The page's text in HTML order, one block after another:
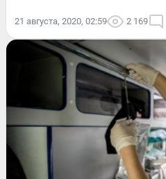
21 августа, 2020, 02:59 2 169